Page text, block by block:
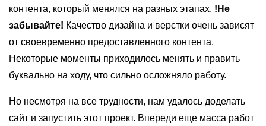
контента, который менялся на разных этапах. !Не
забывайте! Качество дизайна и верстки очень зависят
от своевременно предоставленного контента.
Некоторые моменты приходилось менять и править
буквально на ходу, что сильно осложняло работу.
Но несмотря на все трудности, нам удалось доделать
сайт и запустить этот проект. Впереди еще масса работ